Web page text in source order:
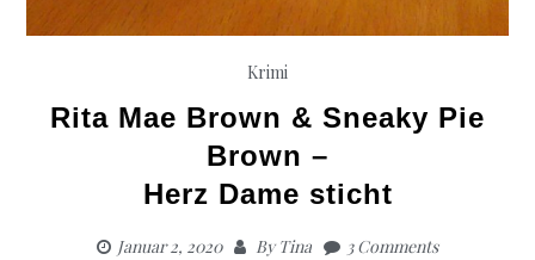
Krimi
Rita Mae Brown & Sneaky Pie
Brown –
Herz Dame sticht
Januar 2, 2020 ByTina 3 Comments